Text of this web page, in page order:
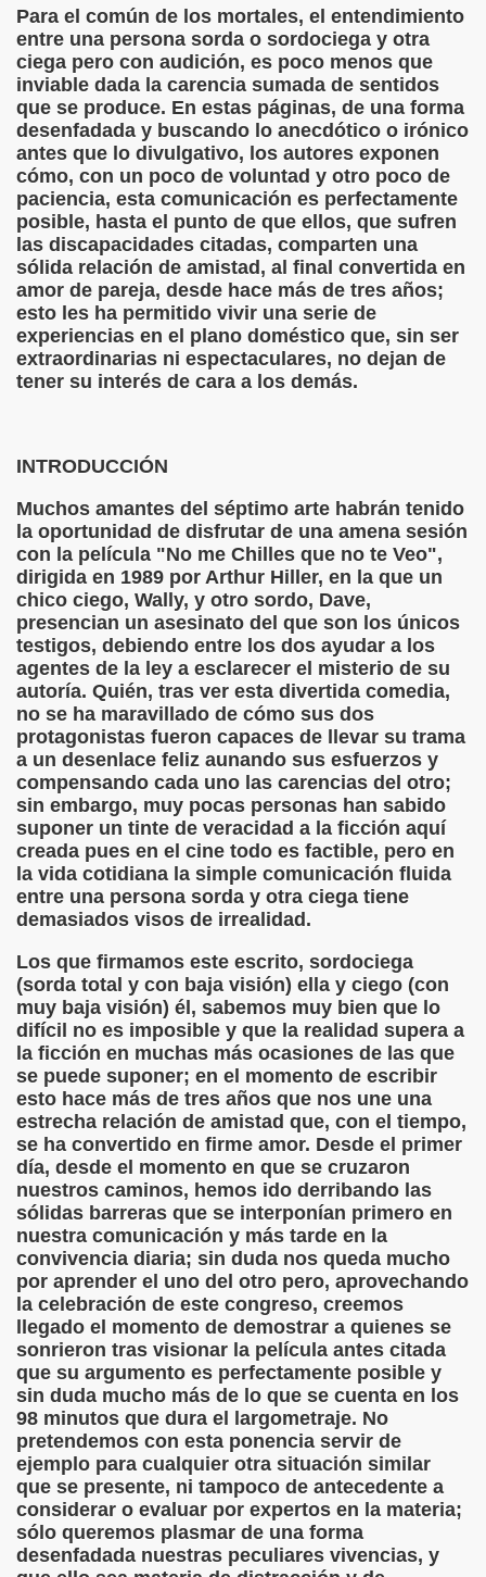
Para el común de los mortales, el entendimiento
entre una persona sorda o sordociega y otra
ciega pero con audición, es poco menos que
inviable dada la carencia sumada de sentidos
que se produce. En estas páginas, de una forma
desenfadada y buscando lo anecdótico o irónico
antes que lo divulgativo, los autores exponen
cómo, con un poco de voluntad y otro poco de
paciencia, esta comunicación es perfectamente
posible, hasta el punto de que ellos, que sufren
las discapacidades citadas, comparten una
sólida relación de amistad, al final convertida en
amor de pareja, desde hace más de tres años;
esto les ha permitido vivir una serie de
experiencias en el plano doméstico que, sin ser
extraordinarias ni espectaculares, no dejan de
tener su interés de cara a los demás.
INTRODUCCIÓN
Muchos amantes del séptimo arte habrán tenido
la oportunidad de disfrutar de una amena sesión
con la película "No me Chilles que no te Veo",
dirigida en 1989 por Arthur Hiller, en la que un
chico ciego, Wally, y otro sordo, Dave,
presencian un asesinato del que son los únicos
testigos, debiendo entre los dos ayudar a los
agentes de la ley a esclarecer el misterio de su
autoría. Quién, tras ver esta divertida comedia,
no se ha maravillado de cómo sus dos
protagonistas fueron capaces de llevar su trama
a un desenlace feliz aunando sus esfuerzos y
compensando cada uno las carencias del otro;
sin embargo, muy pocas personas han sabido
suponer un tinte de veracidad a la ficción aquí
creada pues en el cine todo es factible, pero en
la vida cotidiana la simple comunicación fluida
entre una persona sorda y otra ciega tiene
demasiados visos de irrealidad.
Los que firmamos este escrito, sordociega
(sorda total y con baja visión) ella y ciego (con
muy baja visión) él, sabemos muy bien que lo
difícil no es imposible y que la realidad supera a
la ficción en muchas más ocasiones de las que
se puede suponer; en el momento de escribir
esto hace más de tres años que nos une una
estrecha relación de amistad que, con el tiempo,
se ha convertido en firme amor. Desde el primer
día, desde el momento en que se cruzaron
nuestros caminos, hemos ido derribando las
sólidas barreras que se interponían primero en
nuestra comunicación y más tarde en la
convivencia diaria; sin duda nos queda mucho
por aprender el uno del otro pero, aprovechando
la celebración de este congreso, creemos
llegado el momento de demostrar a quienes se
sonrieron tras visionar la película antes citada
que su argumento es perfectamente posible y
sin duda mucho más de lo que se cuenta en los
98 minutos que dura el largometraje. No
pretendemos con esta ponencia servir de
ejemplo para cualquier otra situación similar
que se presente, ni tampoco de antecedente a
considerar o evaluar por expertos en la materia;
sólo queremos plasmar de una forma
desenfadada nuestras peculiares vivencias, y
(Puri Águila)
las Oposiciones (Elena Rodrigo)
(Luis Eduardo Martínez)
de la Educación Especial de la Mano de
Mi Vida (Teresa Bornez Abascal)
Pérez)
Ayudar a Personas con Discapacidad Visual
(Pedro Zurita)
sánchez Herrero)
Otero)
Elissalde)
(Lídia León Esteban Y Víctor Martínez Maheux)
30-11-11 (Pedro Zurita)
Horizontes, Enrique Elissalde y Carmen Roig)
Martín Figueroa)
Lectobraillístico (Egosan)
Otero)
ajedrecistas ciegos (Roberto Enjuto)
Martín Figueroa)
Ángel Vázquez)
Vera)
(Manuel González Otero)
Braille (María Jesús Cañamares)
2000 (Fermín Tamayo)
Hablada Colegio Santiago Apóstol ONCE Pontevedra)
Agosto 2001 (Fermín Tamayo)
(Pedro A. Zurita)
2005 (Fermín Tamayo)
2005 (Fermín Tamayo)
2011 (Fermín Tamayo)